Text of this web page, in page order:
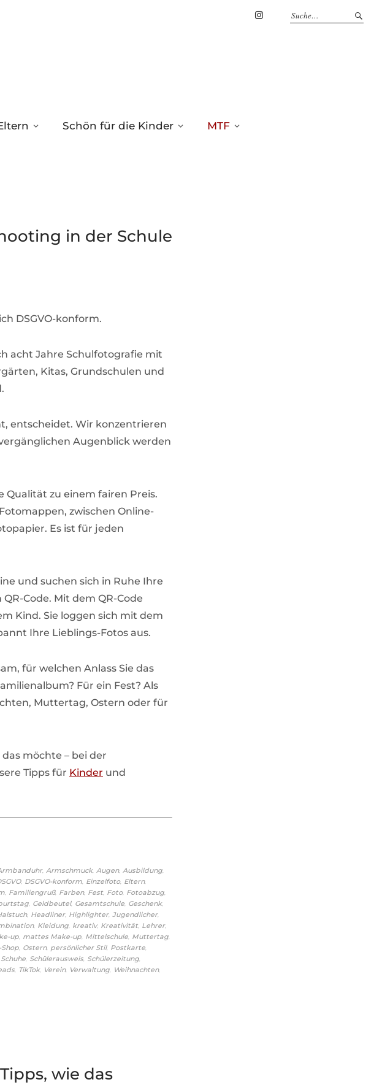
Schön für die Kinder MTF
in der Schule
DSGVO-konform.
acht Jahre Schulfotografie mit
Kitas, Grundschulen und
entscheidet. Wir konzentrieren
Augenblick werden
Qualität zu einem fairen Preis.
zwischen Online-
Es ist für jeden
und suchen sich in Ruhe Ihre
Code. Mit dem QR-Code
Kind. Sie loggen sich mit dem
Ihre Lieblings-Fotos aus.
für welchen Anlass Sie das
Für ein Fest? Als
Muttertag, Ostern oder für
möchte – bei der
Tipps für Kinder und
, Armschmuck, Augen, Ausbildung,
, DSGVO-konform, Einzelfoto, Eltern,
, Familiengruß, Farben, Fest, Foto, Fotoabzug,
, Geldbeutel, Gesamtschule, Geschenk,
, Headliner, Highlighter, Jugendlicher,
, Kleidung, kreativ, Kreativität, Lehrer,
up, mattes Make-up, Mittelschule, Muttertag,
, Ostern, persönlicher Stil, Postkarte,
Schuhe, Schülerausweis, Schülerzeitung,
, TikTok, Verein, Verwaltung, Weihnachten,
wie das